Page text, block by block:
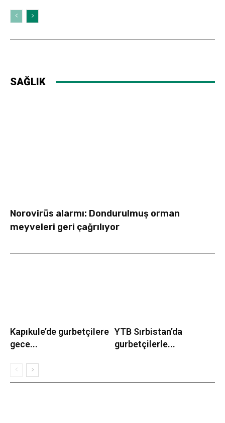
SAĞLIK
Norovirüs alarmı: Dondurulmuş orman
meyveleri geri çağrılıyor
Kapıkule’de gurbetçilere
gece...
YTB Sırbistan’da
gurbetçilerle...